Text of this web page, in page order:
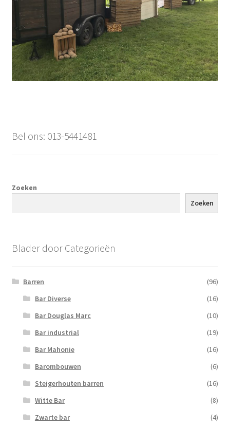
Bel ons: 013-5441481
Zoeken
Zoeken
Blader door Categorieën
Barren
(96)
Bar Diverse
(16)
Bar Douglas Marc
(10)
Bar industrial
(19)
Bar Mahonie
(16)
Barombouwen
(6)
Steigerhouten barren
(16)
Witte Bar
(8)
Zwarte bar
(4)